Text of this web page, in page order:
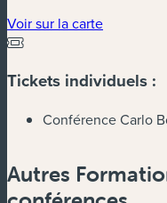
Voir sur la carte(nouvelle
Tickets individuels :
Conférence Carlo
Autres